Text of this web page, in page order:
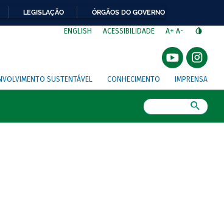
LEGISLAÇÃO ÓRGÃOS DO GOVERNO
ENGLISH ACESSIBILIDADE A+ A-
SUSTENTÁVEL CONHECIMENTO IMPRENSA